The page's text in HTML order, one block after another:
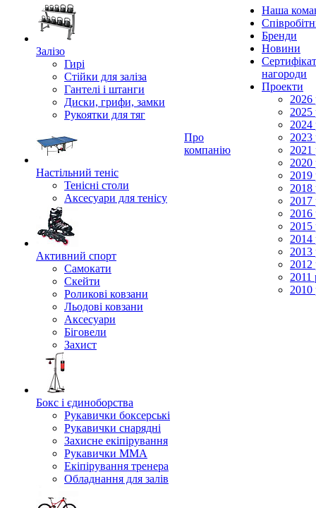
Залізо
Гирі
Стійки для заліза
Гантелі і штанги
Диски, грифи, замки
Рукоятки для тяг
Настільний теніс
Тенісні столи
Аксесуари для тенісу
Активний спорт
Самокати
Скейти
Роликові ковзани
Льодові ковзани
Аксесуари
Біговели
Захист
Бокс і єдиноборства
Рукавички боксерські
Рукавички снарядні
Захисне екіпірування
Рукавички ММА
Екіпірування тренера
Обладнання для залів
Про
компанію
Наша
Бренди
Новини
нагороди
Проекти
2026
2025
2024
2023
2021
2020
2019
2018
2017
2016
2015
2014
2013
2012
2011
2010